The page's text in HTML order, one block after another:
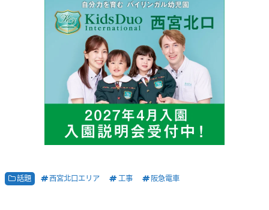
話題 西宮北口エリア 工事 阪急電車